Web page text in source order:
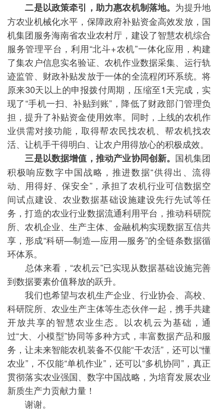
二是以政策牵引，助力惠农机制落地。 为提升地
方农业机械化水平，保障政府补贴资金高效发放，国
机集团服务海南省农业农村厅，建设了智慧农机综合
服务管理平台，利用“北斗+农机”一体化应用，构建
了集农户信息实名验证、农机作业数据采集、运行轨
迹监管、财政补贴发放于一体的全流程闭环系统。将
原来30天以上的申报拨付周期，压缩至1天完成，实
现了“手机一扫、补贴到账”，降低了财政部门管理负
担，提升了补贴资金使用效率。同时，上线的农机作
业供需对接功能，取得帮农民找农机、帮农机找农
活、让机手干得明白、让农户用得放心的积极成效。
三是以数据增值，推动产业协同创新。 国机集团
积极响应数字中国战略，推进数据“供得出、流得
动、用得好、保安全”，承担了农机行业可信数据空
间试点建设、农业数据基础设施建设先行先试等任
务，打造的农业行业数据流通利用平台，推动科研院
所、农机企业、生产主体、金融机构实现数据互信共
享，形成“科研—制造—应用—服务”的全链条数据循
环体系。
总体来看，“农机云”已实现从数据基础设施完善
到数据要素价值释放的跃升。
我们也希望与农机生产企业、行业协会、高校、
科研院所、农业生产主体等生态伙伴一起，携手共建
开放共享的智慧农业生态。以农机云为基础，通
过“大、小模型”协同等多种方式，丰富数据产品和服
务，让未来智能农机装备不仅能“干农活”，还可以“懂
农业”，不仅能“单机作业”，还可以“多机协同”，真正
贯彻落实农业强国、数字中国战略，为培育发展农业
新质生产力贡献力量！
谢谢。